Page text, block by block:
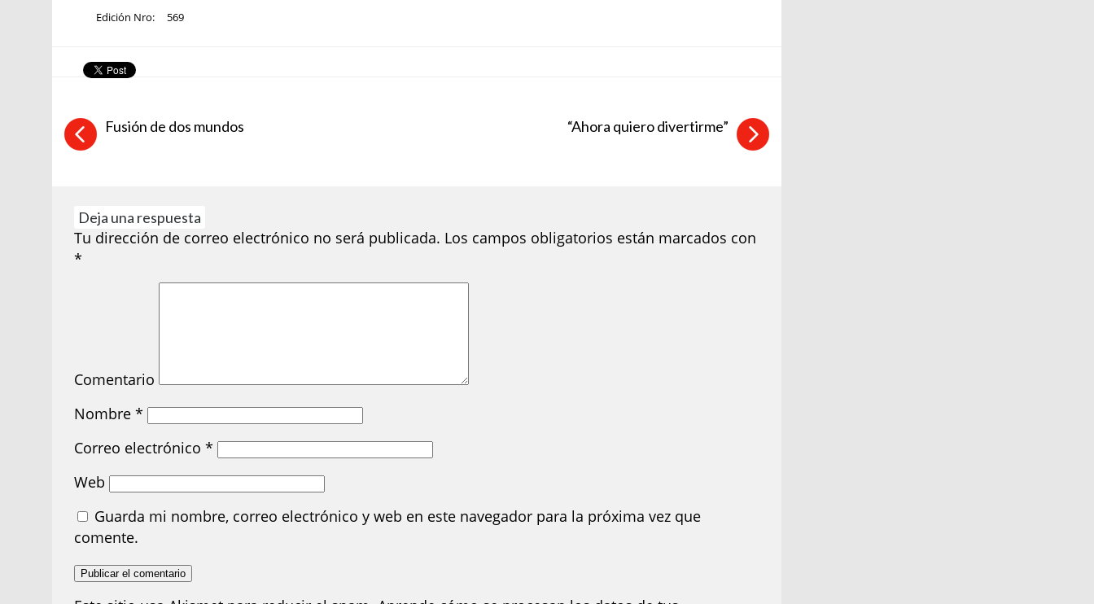
Edición Nro:
569
Fusión de dos mundos “Ahora quiero divertirme”
Deja una respuesta
Tu dirección de correo electrónico no será publicada. Los campos obligatorios están marcados con
*
Comentario
Nombre*
Correo electrónico*
Web
Guarda mi nombre, correo electrónico y web en este navegador para la próxima vez que
comente.